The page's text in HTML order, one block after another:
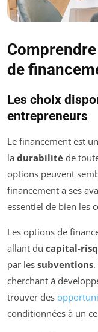
de
Les choix
entrepreneurs
Le financement est
la durabilité de
options peuvent
financement a ses
essentiel de bien les
Les options de
allant du capital-
par les subventions
cherchant à
trouver des
conditionnées à un